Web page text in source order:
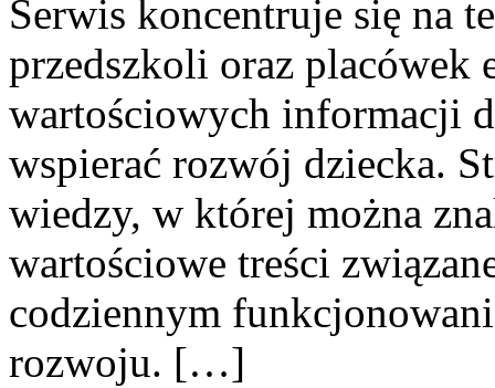
Serwis koncentruje się na
przedszkoli oraz placówek
wartościowych informacji
wspierać rozwój dziecka.
wiedzy, w której można
wartościowe treści
codziennym
rozwoju. […]